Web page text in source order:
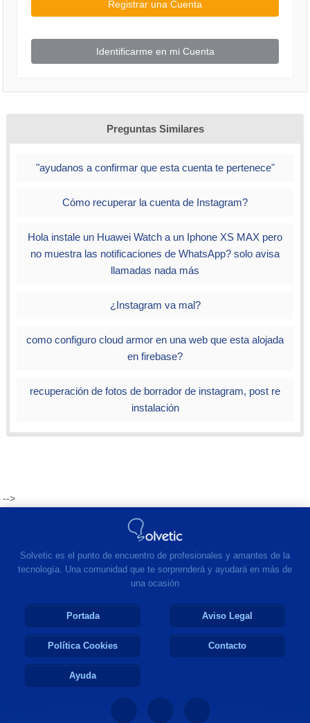
Registrar una Cuenta
Identificarme en mi Cuenta
Preguntas Similares
"ayudanos a confirmar que esta cuenta te pertenece"
Cómo recuperar la cuenta de Instagram?
Hola instale un Huawei Watch a un Iphone XS MAX pero
no muestra las notificaciones de WhatsApp? solo avisa
llamadas nada más
¿Instagram va mal?
como configuro cloud armor en una web que esta alojada
en firebase?
recuperación de fotos de borrador de instagram, post re
instalación
-->
Solvetic es el punto de encuentro de profesionales y amantes de la
tecnología. Una comunidad que te sorprenderá y ayudará en más de
una ocasión
Portada Aviso Legal
Política Cookies Contacto
Ayuda